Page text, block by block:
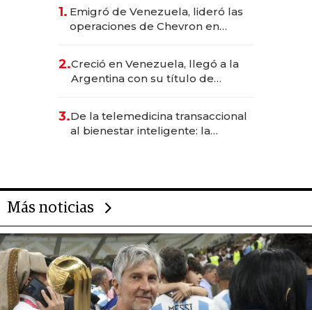
1. Emigró de Venezuela, lideró las
operaciones de Chevron en
2.Creció en Venezuela, llegó a la
Argentina con su título de
las marcas "fast premium"
3.De la telemedicina transaccional
al bienestar inteligente: la
Más noticias